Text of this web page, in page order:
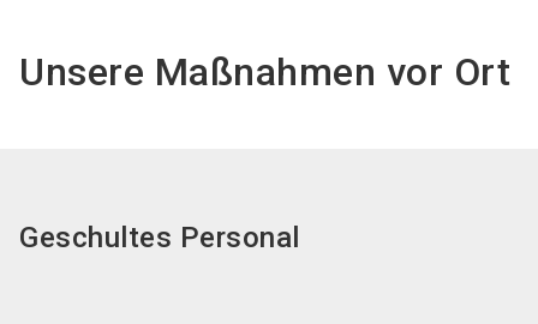
Unsere Maßnahmen vor Ort
Geschultes Personal